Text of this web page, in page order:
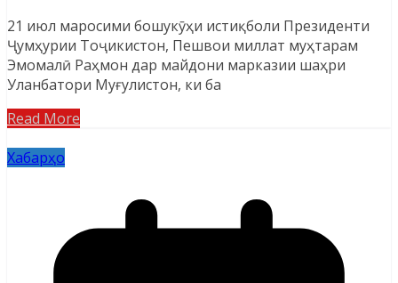
21 июл маросими бошукӯҳи истиқболи Президенти
Ҷумҳурии Тоҷикистон, Пешвои миллат муҳтарам
Эмомалӣ Раҳмон дар майдони марказии шаҳри
Уланбатори Муғулистон, ки ба
Read More
Хабарҳо